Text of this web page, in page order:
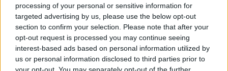
processing of your personal or sensitive information for
targeted advertising by us, please use the below opt-out
section to confirm your selection. Please note that after your
opt-out request is processed you may continue seeing
interest-based ads based on personal information utilized by
us or personal information disclosed to third parties prior to
Email*
Ιστότοπος